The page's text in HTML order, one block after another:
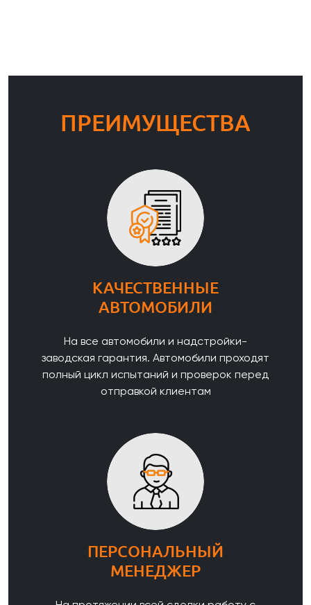
ПРЕИМУЩЕСТВА
КАЧЕСТВЕННЫЕ
АВТОМОБИЛИ
На все автомобили и надстройки-
заводская гарантия. Автомобили проходят
полный цикл испытаний и проверок перед
отправкой клиентам
ПЕРСОНАЛЬНЫЙ
МЕНЕДЖЕР